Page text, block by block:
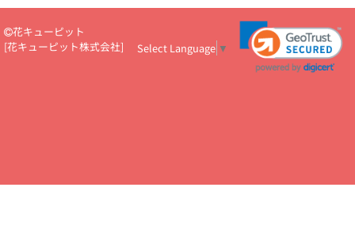
ール
新築引っ越し祝いコラム お祝い花のマナー総まとめ
職
場上司や先輩へ贈るお祝い花の正解は？
開店祝いの花 選び方ガイ
あり)
花キューピット×専門家
CO2排出量削減 / SDGsを考える
花キューピット
[花キューピット株式会社] Select Language ▼